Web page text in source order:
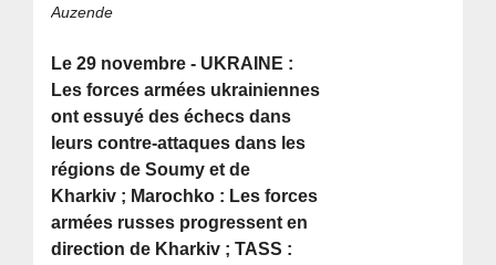
Auzende
Le 29 novembre - UKRAINE :
Les forces armées ukrainiennes
ont essuyé des échecs dans
leurs contre-attaques dans les
régions de Soumy et de
Kharkiv ; Marochko : Les forces
armées russes progressent en
direction de Kharkiv ; TASS :